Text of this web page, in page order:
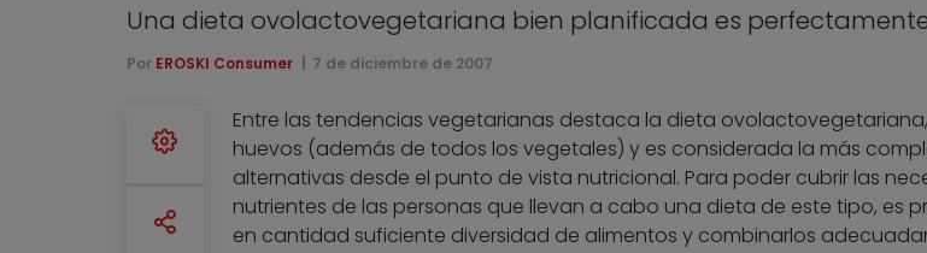
Una dieta ovolactovegetariana bien planificada es
Por EROSKI Consumer 7 de diciembre de 2007
Entre las tendencias vegetarianas destaca la dieta
huevos (además de todos los vegetales) y es considerada la más
alternativas desde el punto de vista nutricional. Para poder cubrir las
nutrientes de las personas que llevan a cabo una dieta de este tipo, es
en cantidad suficiente diversidad de alimentos y combinarlos